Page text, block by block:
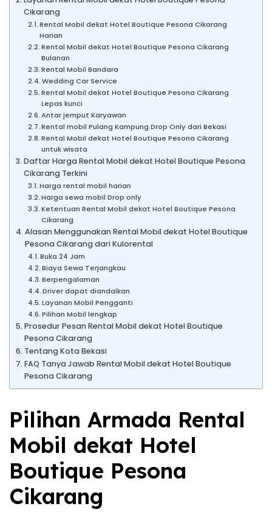
Cikarang
Rental Mobil dekat Hotel Boutique Pesona Cikarang
Harian
Rental Mobil dekat Hotel Boutique Pesona Cikarang
Bulanan
Rental Mobil Bandara
Wedding Car Service
Rental Mobil dekat Hotel Boutique Pesona Cikarang
Lepas kunci
Antar jemput Karyawan
Rental mobil Pulang Kampung Drop Only dari Bekasi
Rental Mobil dekat Hotel Boutique Pesona Cikarang
untuk wisata
Daftar Harga Rental Mobil dekat Hotel Boutique Pesona
Cikarang Terkini
Harga rental mobil harian
Harga sewa mobil Drop only
Ketentuan Rental Mobil dekat Hotel Boutique Pesona
Cikarang
Alasan Menggunakan Rental Mobil dekat Hotel Boutique
Pesona Cikarang dari Kulorental
Buka 24 Jam
Biaya Sewa Terjangkau
Berpengalaman
Driver dapat diandalkan
Layanan Mobil Pengganti
Pilihan Mobil lengkap
Prosedur Pesan Rental Mobil dekat Hotel Boutique
Pesona Cikarang
Tentang Kota Bekasi
FAQ Tanya Jawab Rental Mobil dekat Hotel Boutique
Pesona Cikarang
Pilihan Armada Rental
Mobil dekat Hotel
Boutique Pesona
Cikarang